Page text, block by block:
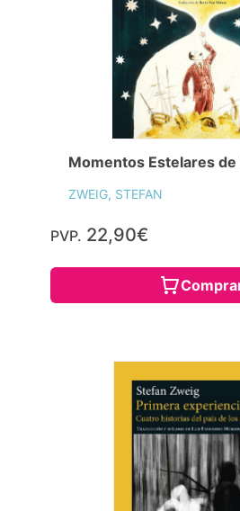
Momentos Estelares de
ZWEIG, STEFAN
PVP. 22,90€